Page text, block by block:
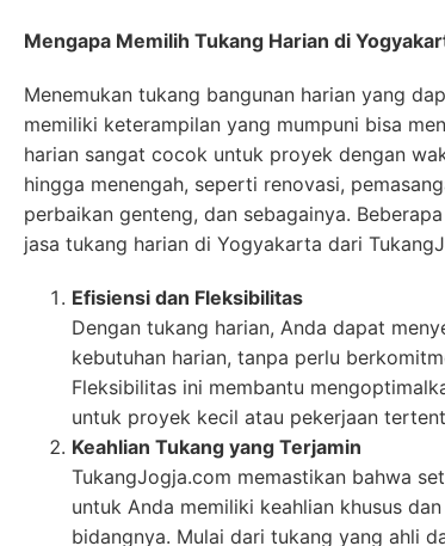
Mengapa Memilih Tukang Harian di
Menemukan tukang bangunan harian yang
memiliki keterampilan yang mumpuni bisa
harian sangat cocok untuk proyek dengan
hingga menengah, seperti renovasi,
perbaikan genteng, dan sebagainya.
jasa tukang harian di Yogyakarta dari
Efisiensi dan Fleksibilitas
Dengan tukang harian, Anda dapat
kebutuhan harian, tanpa perlu
Fleksibilitas ini membantu
untuk proyek kecil atau pekerjaan
Keahlian Tukang yang Terjamin
TukangJogja.com memastikan bahwa
untuk Anda memiliki keahlian khusus
bidangnya. Mulai dari tukang yang ahli